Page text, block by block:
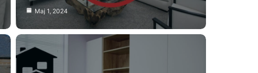
Maj 1, 2024